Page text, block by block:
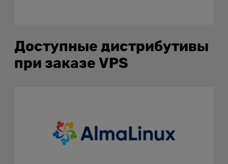
Доступные дистрибутивы
при заказе VPS